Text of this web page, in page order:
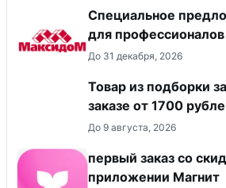
Специальное
для
До 31 декабря, 2026
Товар из подборки
заказе от 1700
До 9 августа, 2026
первый заказ со
приложении Магнит